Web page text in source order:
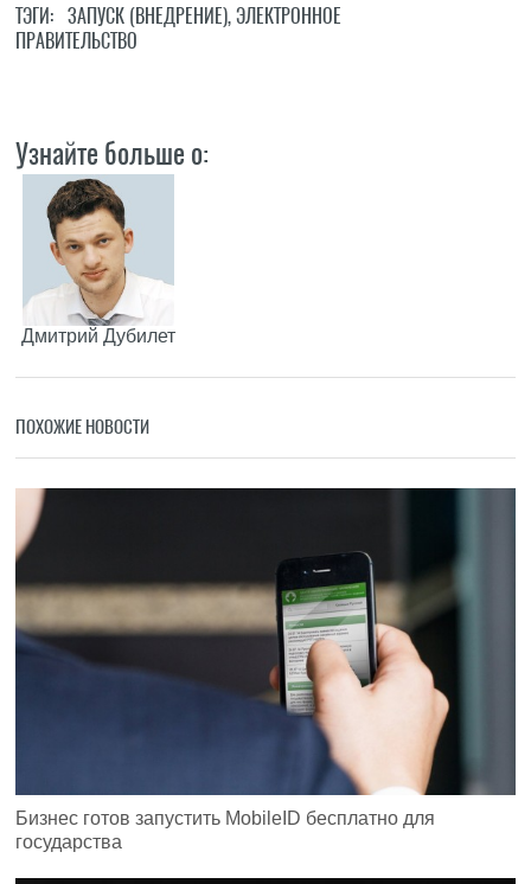
ТЭГИ: ЗАПУСК (ВНЕДРЕНИЕ),ЭЛЕКТРОННОЕ
ПРАВИТЕЛЬСТВО
Узнайте больше о:
Дмитрий Дубилет
ПОХОЖИЕ НОВОСТИ
Бизнес готов запустить MobileID бесплатно для
государства